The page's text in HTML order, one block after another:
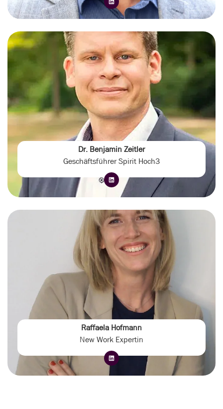
Dr. Benjamin Zeitler
Geschäftsführer Spirit Hoch3
Raffaela Hofmann
New Work Expertin